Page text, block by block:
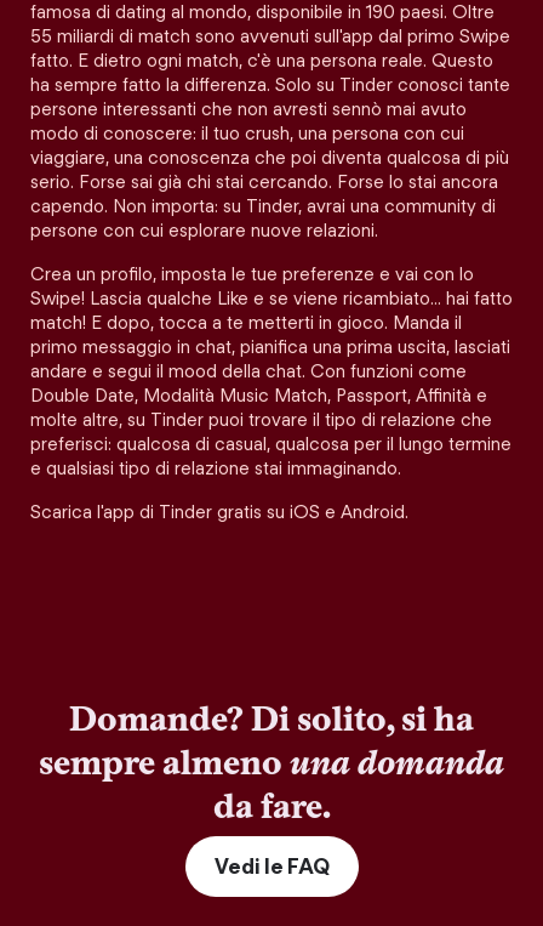
famosa di dating al mondo, disponibile in 190 paesi. Oltre
55 miliardi di match sono avvenuti sull'app dal primo Swipe
fatto. E dietro ogni match, c'è una persona reale. Questo
ha sempre fatto la differenza. Solo su Tinder conosci tante
persone interessanti che non avresti sennò mai avuto
modo di conoscere: il tuo crush, una persona con cui
viaggiare, una conoscenza che poi diventa qualcosa di più
serio. Forse sai già chi stai cercando. Forse lo stai ancora
capendo. Non importa: su Tinder, avrai una community di
persone con cui esplorare nuove relazioni.
Crea un profilo, imposta le tue preferenze e vai con lo
Swipe! Lascia qualche Like e se viene ricambiato… hai fatto
match! E dopo, tocca a te metterti in gioco. Manda il
primo messaggio in chat, pianifica una prima uscita, lasciati
andare e segui il mood della chat. Con funzioni come
Double Date, Modalità Music Match, Passport, Affinità e
molte altre, su Tinder puoi trovare il tipo di relazione che
preferisci: qualcosa di casual, qualcosa per il lungo termine
e qualsiasi tipo di relazione stai immaginando.
Scarica l'app di Tinder gratis su iOS e Android.
Domande? Di solito, si ha
sempre almeno una domanda
da fare.
Vedi le FAQ